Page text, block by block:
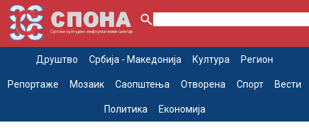
Друштво Србија - Македонија Култура Регион
Репортаже Мозаик Саопштења Отворена Спорт Вести
Политика Економија